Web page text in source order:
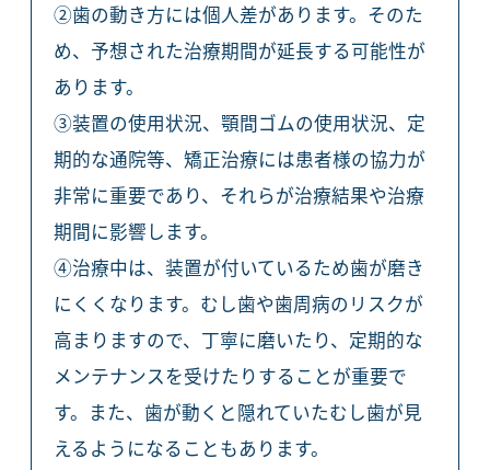
②歯の動き方には個人差があります。そのた
め、予想された治療期間が延長する可能性が
あります。
③装置の使用状況、顎間ゴムの使用状況、定
期的な通院等、矯正治療には患者様の協力が
非常に重要であり、それらが治療結果や治療
期間に影響します。
④治療中は、装置が付いているため歯が磨き
にくくなります。むし歯や歯周病のリスクが
高まりますので、丁寧に磨いたり、定期的な
メンテナンスを受けたりすることが重要で
す。また、歯が動くと隠れていたむし歯が見
えるようになることもあります。